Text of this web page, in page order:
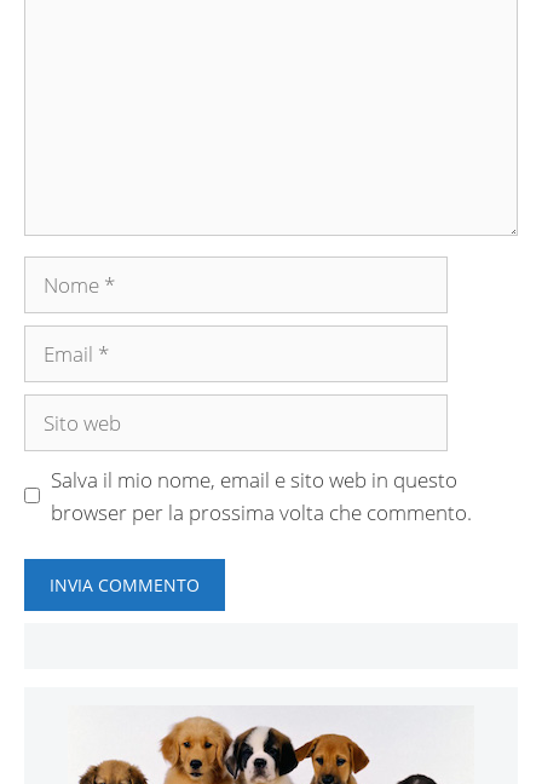
Nome
Email
Sito
Salva il mio nome, email e sito web in questo
browser per la prossima volta che commento.